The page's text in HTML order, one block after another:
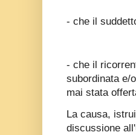
- che il
- che il
subordinata e/
mai stata
La causa,
discussione